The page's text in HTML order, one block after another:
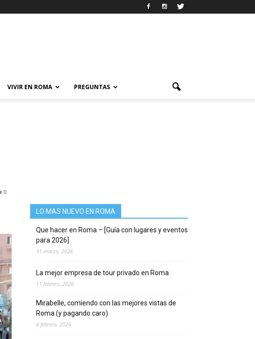
VIVIR EN ROMA PREGUNTAS
0
LO MAS NUEVO EN ROMA
Que hacer en Roma – [Guía con lugares y eventos
para 2026]
31 marzo, 2026
La mejor empresa de tour privado en Roma
11 febrero, 2026
Mirabelle, comiendo con las mejores vistas de
Roma (y pagando caro)
6 febrero, 2026